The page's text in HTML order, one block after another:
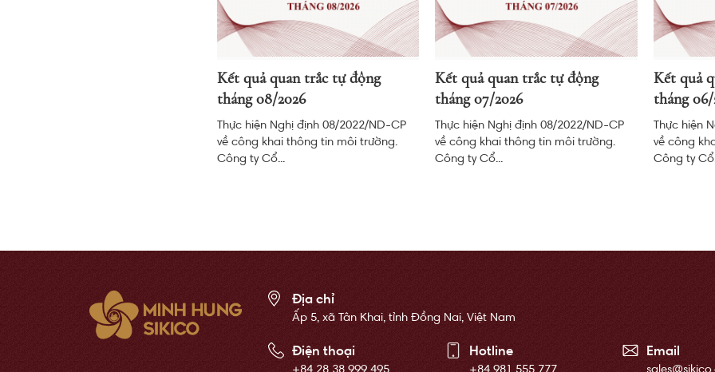
Kết quả quan trắc tự động
tháng 08/2026
Thực hiện Nghị định 08/2022/ND-CP
về công khai thông tin môi trường.
Công ty Cổ...
Kết quả quan trắc tự động
tháng 07/2026
Thực hiện Nghị định 08/2022/ND-CP
về công khai thông tin môi trường.
Công ty Cổ...
Kết quả
tháng 06/
Thực hiện
về công
Công ty
Địa chỉ
Ấp 5, xã Tân Khai, tỉnh Đồng Nai, Việt Nam
Điện thoại Hotline Email